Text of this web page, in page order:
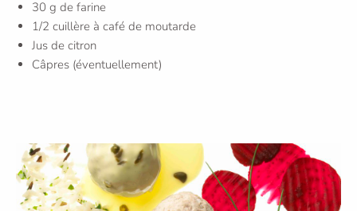
30 g de farine
1/2 cuillère à café de moutarde
Jus de citron
Câpres (éventuellement)